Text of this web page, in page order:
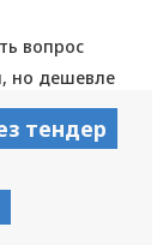
вопрос
но дешевле
тендер